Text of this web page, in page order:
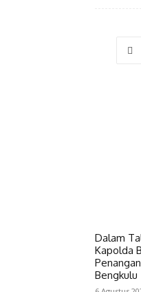
Dalam
Kapolda
Bengkulu